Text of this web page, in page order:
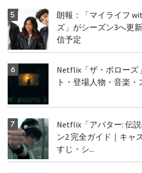
朗報：「マイライフ
ズ」がシーズン3へ更
信予定
Netflix「ザ・ボローズ
ト・登場人物・音楽
Netflix「アバター: 伝
ン2 完全ガイド｜キャ
すじ・シ...